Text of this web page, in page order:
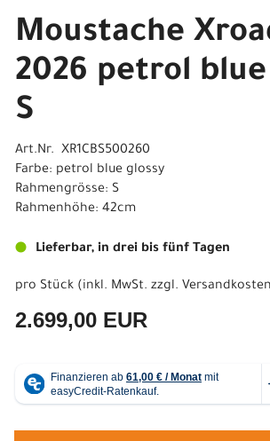
Moustache
2026 petrol
S
Art.Nr. XR1CBS500260
Farbe: petrol blue glossy
Rahmengrösse: S
Rahmenhöhe: 42cm
Lieferbar, in drei bis fünf Tagen
pro Stück (inkl. MwSt. zzgl.
2.699,00 EUR